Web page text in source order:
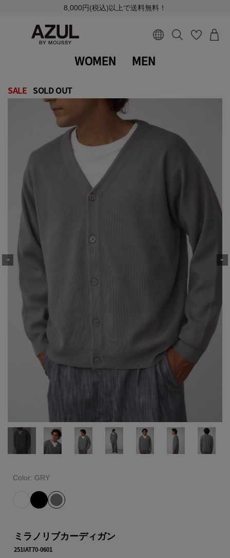
8,000円(税込)以上で送料無料！
WOMEN MEN
SALE SOLD OUT
Color: GRY
ミラノリブカーディガン
251IAT70-0601